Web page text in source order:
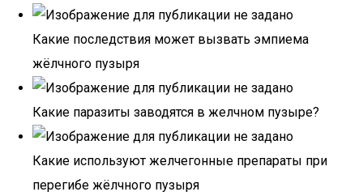
Какие последствия может вызвать эмпиема
жёлчного пузыря
Какие паразиты заводятся в желчном пузыре?
Какие используют желчегонные препараты при
перегибе жёлчного пузыря